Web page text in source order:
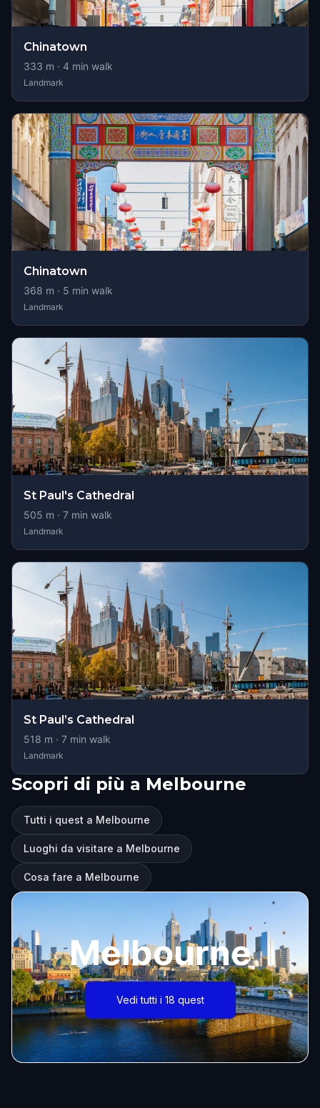
Chinatown
333 m · 4 min walk
Landmark
Chinatown
368 m · 5 min walk
Landmark
St Paul's Cathedral
505 m · 7 min walk
Landmark
St Paul’s Cathedral
518 m · 7 min walk
Landmark
Scopri di più a Melbourne
Tutti i quest a Melbourne
Luoghi da visitare a Melbourne
Cosa fare a Melbourne
Melbourne
Vedi tutti i 18 quest